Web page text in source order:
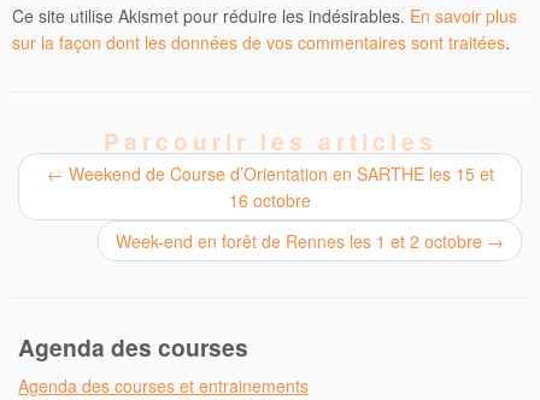
Ce site utilise Akismet pour réduire les indésirables. En savoir plus
sur la façon dont les données de vos commentaires sont traitées.
Parcourir les articles
← Weekend de Course d’Orientation en SARTHE les 15 et
16 octobre
Week-end en forêt de Rennes les 1 et 2 octobre →
Agenda des courses
Agenda des courses et entrainements